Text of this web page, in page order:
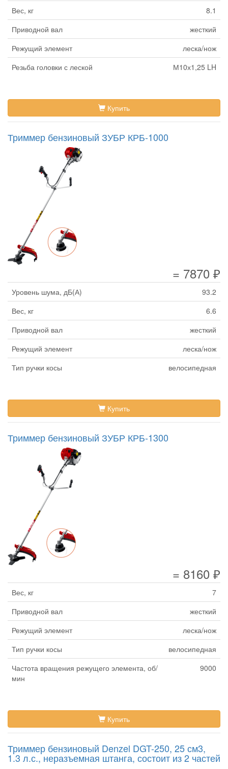
Вес, кг
8.1
Приводной вал
жесткий
Режущий элемент
леска/нож
Резьба головки с леской
М10х1,25 LH
Купить
Триммер бензиновый ЗУБР КРБ-1000
= 7870 ₽
Уровень шума, дБ(А)
93.2
Вес, кг
6.6
Приводной вал
жесткий
Режущий элемент
леска/нож
Тип ручки косы
велосипедная
Купить
Триммер бензиновый ЗУБР КРБ-1300
= 8160 ₽
Вес, кг
7
Приводной вал
жесткий
Режущий элемент
леска/нож
Тип ручки косы
велосипедная
Частота вращения режущего элемента, об/
мин
9000
Купить
Триммер бензиновый Denzel DGT-250, 25 см3,
1.3 л.с., неразъемная штанга, состоит из 2 частей